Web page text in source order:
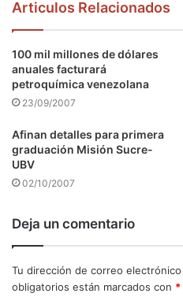
Articulos Relacionados
100 mil millones de dólares
anuales facturará
petroquímica venezolana
23/09/2007
Afinan detalles para primera
graduación Misión Sucre-
UBV
02/10/2007
Deja un comentario
Tu dirección de correo
obligatorios están marcados con *